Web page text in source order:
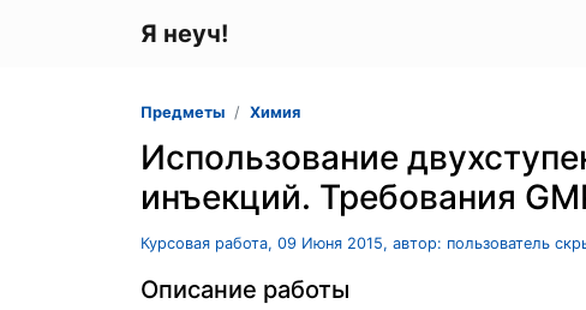
Я неуч!
Предметы Химия
Использование
инъекций. Требования
Курсовая работа, 09 Июня 2015, автор: пользователь
Описание работы